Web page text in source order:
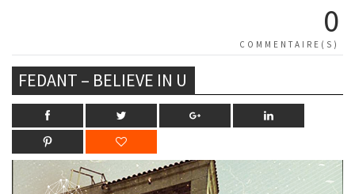
0
COMMENTAIRE(S)
FEDANT – BELIEVE IN U